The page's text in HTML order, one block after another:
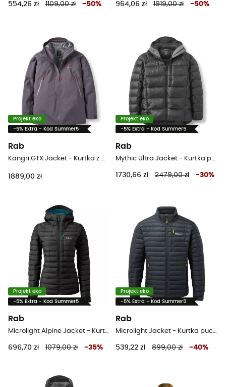
554,26 zł 1109,00 zł -50% 964,06 zł 1919,00 zł -50%
Projekt eko
-5% Extra - Kod Summer5
Rab
Kangri GTX Jacket - Kurtka z membraną meska
1889,00 zł
Projekt eko
-5% Extra - Kod Summer5
Rab
Mythic Ultra Jacket - Kurtka puchowa meski
1730,66 zł 2479,00 zł -30%
Projekt eko
-5% Extra - Kod Summer5
Rab
Microlight Alpine Jacket - Kurtka puchowa damski
696,70 zł 1079,00 zł -35%
Projekt eko
-5% Extra - Kod Summer5
Rab
Microlight Jacket - Kurtka puchowa meski
539,22 zł 899,00 zł -40%